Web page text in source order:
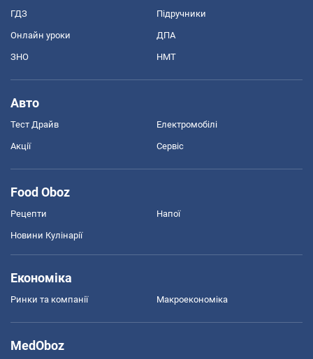
ГДЗ Підручники
Онлайн уроки ДПА
ЗНО НМТ
Авто
Тест Драйв Електромобілі
Акції Сервіс
Food Oboz
Рецепти Напої
Новини Кулінарії
Економіка
Ринки та компанії Макроекономіка
MedOboz